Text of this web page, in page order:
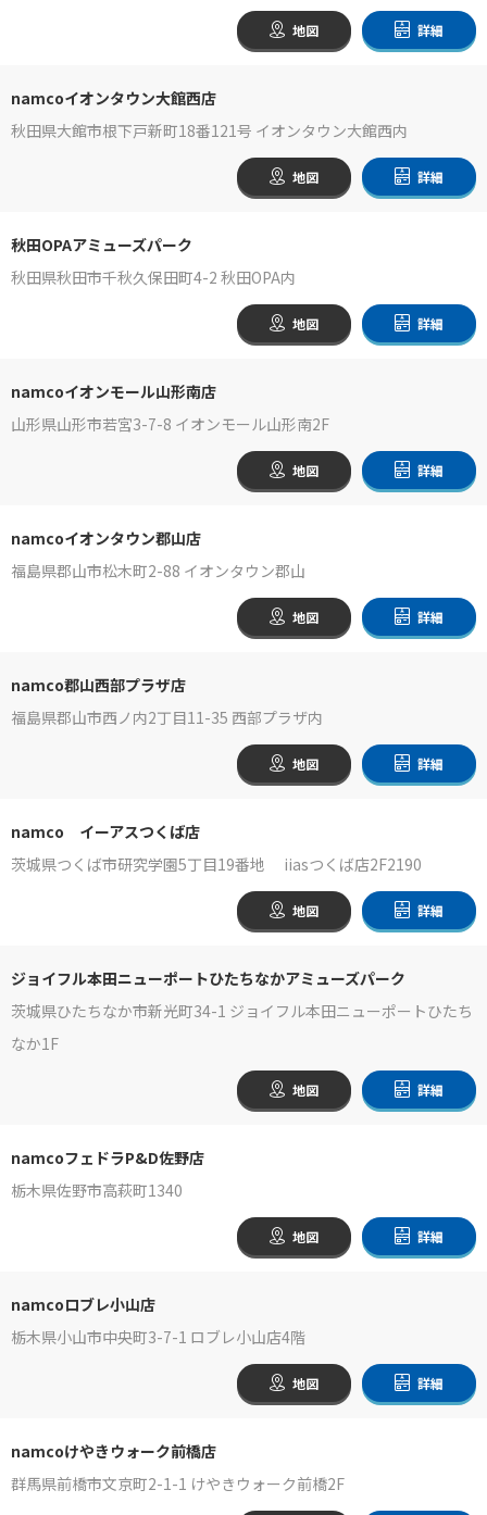
地図 詳細
namcoイオンタウン大館西店
秋田県大館市根下戸新町18番121号 イオンタウン大館西内
地図 詳細
秋田OPAアミューズパーク
秋田県秋田市千秋久保田町4-2 秋田OPA内
地図 詳細
namcoイオンモール山形南店
山形県山形市若宮3-7-8 イオンモール山形南2F
地図 詳細
namcoイオンタウン郡山店
福島県郡山市松木町2-88 イオンタウン郡山
地図 詳細
namco郡山西部プラザ店
福島県郡山市西ノ内2丁目11-35 西部プラザ内
地図 詳細
namco イーアスつくば店
茨城県つくば市研究学園5丁目19番地 iiasつくば店2F2190
地図 詳細
ジョイフル本田ニューポートひたちなかアミューズパーク
茨城県ひたちなか市新光町34-1 ジョイフル本田ニューポートひたち
なか1F
地図 詳細
namcoフェドラP&D佐野店
栃木県佐野市高萩町1340
地図 詳細
namcoロブレ小山店
栃木県小山市中央町3-7-1 ロブレ小山店4階
地図 詳細
namcoけやきウォーク前橋店
群馬県前橋市文京町2-1-1 けやきウォーク前橋2F